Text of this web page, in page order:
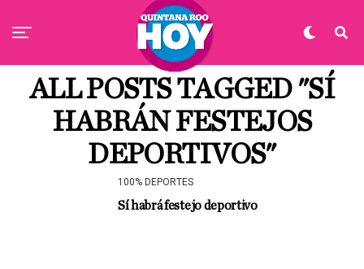
ALL POSTS TAGGED "SÍ
HABRÁN FESTEJOS
DEPORTIVOS"
100% DEPORTES
Sí habrá festejo deportivo